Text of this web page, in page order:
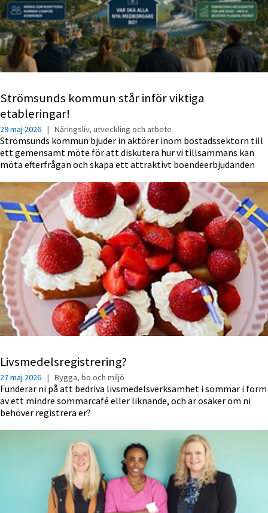
Strömsunds kommun står inför viktiga
etableringar!
29 maj 2026 | Näringsliv, utveckling och arbete
Strömsunds kommun bjuder in aktörer inom bostadssektorn till
ett gemensamt möte för att diskutera hur vi tillsammans kan
möta efterfrågan och skapa ett attraktivt boendeerbjudanden
Livsmedelsregistrering?
27 maj 2026 | Bygga, bo och miljö
Funderar ni på att bedriva livsmedelsverksamhet i sommar i form
av ett mindre sommarcafé eller liknande, och är osäker om ni
behöver registrera er?